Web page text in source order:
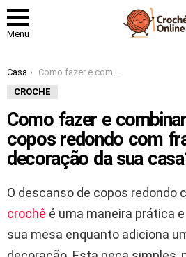
Menu
Você está aqui:
Casa
Como fazer e combinar descanso de copos redondo com franjas na decoração da sua casa?
CROCHE
Como fazer e
copos redondo com
decoração da sua
O descanso de copos redondo
crochê é uma maneira prática
sua mesa enquanto adiciona